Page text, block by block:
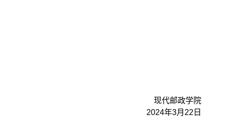
现代邮政学院
2024年3月 22 日